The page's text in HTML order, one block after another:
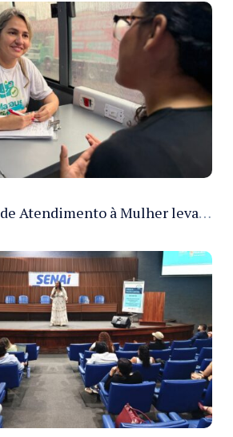
Unidade Móvel de Atendimento à Mulher leva serviços a condomínio em Manaus durante Agosto Lilás